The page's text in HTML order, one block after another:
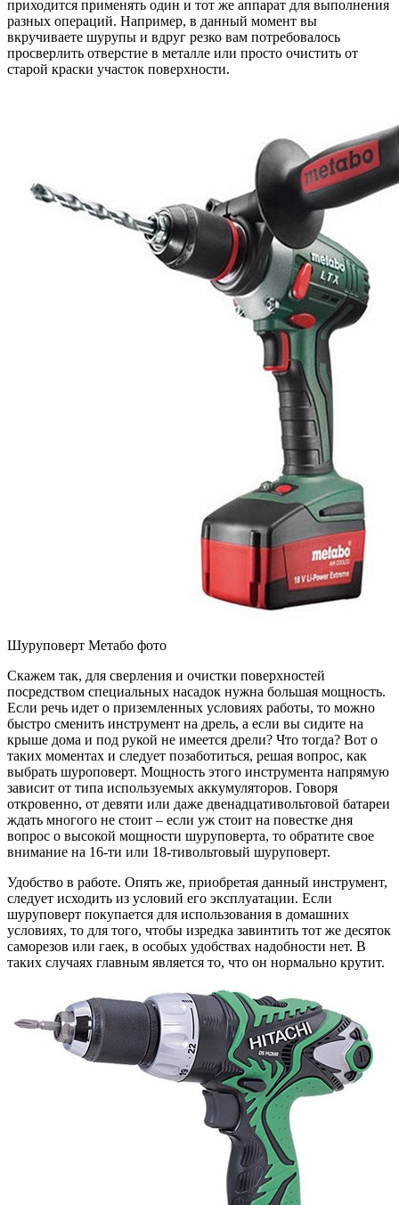
приходится применять один и тот же аппарат для выполнения
разных операций. Например, в данный момент вы
вкручиваете шурупы и вдруг резко вам потребовалось
просверлить отверстие в металле или просто очистить от
старой краски участок поверхности.
Шуруповерт Метабо фото
Скажем так, для сверления и очистки поверхностей
посредством специальных насадок нужна большая мощность.
Если речь идет о приземленных условиях работы, то можно
быстро сменить инструмент на дрель, а если вы сидите на
крыше дома и под рукой не имеется дрели? Что тогда? Вот о
таких моментах и следует позаботиться, решая вопрос, как
выбрать шуроповерт. Мощность этого инструмента напрямую
зависит от типа используемых аккумуляторов. Говоря
откровенно, от девяти или даже двенадцативольтовой батареи
ждать многого не стоит – если уж стоит на повестке дня
вопрос о высокой мощности шуруповерта, то обратите свое
внимание на 16-ти или 18-тивольтовый шуруповерт.
Удобство в работе. Опять же, приобретая данный инструмент,
следует исходить из условий его эксплуатации. Если
шуруповерт покупается для использования в домашних
условиях, то для того, чтобы изредка завинтить тот же десяток
саморезов или гаек, в особых удобствах надобности нет. В
таких случаях главным является то, что он нормально крутит.